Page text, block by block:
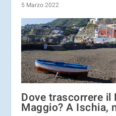
5 Marzo 2022
Dove trascorrere il
Maggio? A Ischia,